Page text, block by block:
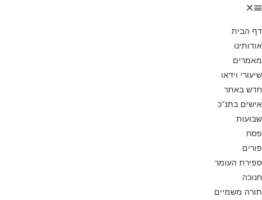
דף הבית
אודותינו
מאמרים
שיעורי וידאו
חדש באתר
אישים בתנ”כ
שבועות
פסח
פורים
ספירת העומר
חנוכה
תורה משמיים